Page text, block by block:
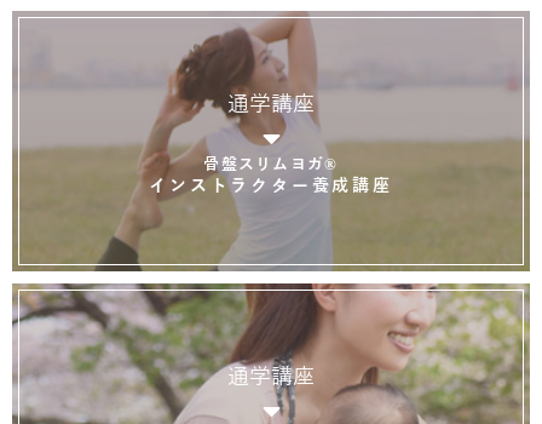
通学講座
骨盤スリムヨガ®
インストラクター養成講座
通学講座